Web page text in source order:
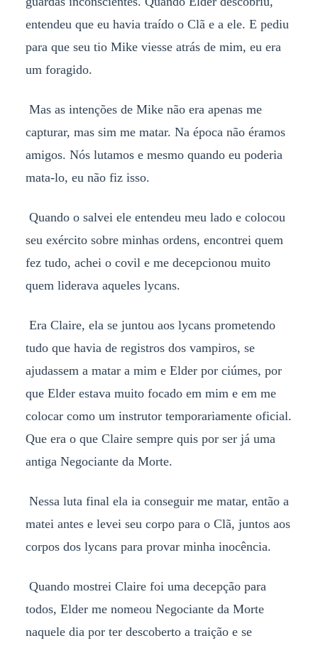
entendeu que eu havia traído o Clã e a ele. E pediu
para que seu tio Mike viesse atrás de mim, eu era
um foragido.
Mas as intenções de Mike não era apenas me
capturar, mas sim me matar. Na época não éramos
amigos. Nós lutamos e mesmo quando eu poderia
mata-lo, eu não fiz isso.
Quando o salvei ele entendeu meu lado e colocou
seu exército sobre minhas ordens, encontrei quem
fez tudo, achei o covil e me decepcionou muito
quem liderava aqueles lycans.
Era Claire, ela se juntou aos lycans prometendo
tudo que havia de registros dos vampiros, se
ajudassem a matar a mim e Elder por ciúmes, por
que Elder estava muito focado em mim e em me
colocar como um instrutor temporariamente oficial.
Que era o que Claire sempre quis por ser já uma
antiga Negociante da Morte.
Nessa luta final ela ia conseguir me matar, então a
matei antes e levei seu corpo para o Clã, juntos aos
corpos dos lycans para provar minha inocência.
Quando mostrei Claire foi uma decepção para
todos, Elder me nomeou Negociante da Morte
naquele dia por ter descoberto a traição e se